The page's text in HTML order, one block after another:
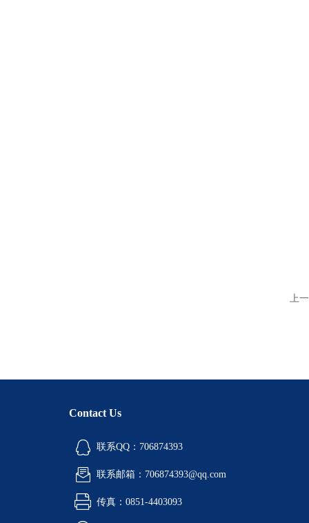
上
Contact Us
联系QQ：706874393
联系邮箱：706874393@qq.com
传真：0851-4403093